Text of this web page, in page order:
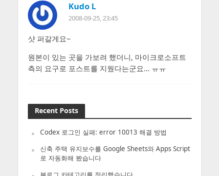
Kudo L
2008-09-25, 23:45
샷 퍼갈게요~
원본이 있는 곳을 가보려 했더니, 마이크로소프트
측의 요구로 포스트를 지웠다는군요… ㅠㅠ
Recent Posts
Codex 로그인 실패: error 10013 해결 방법
신축 주택 유지보수를 Google Sheets와 Apps Script
로 자동화해 봤습니다